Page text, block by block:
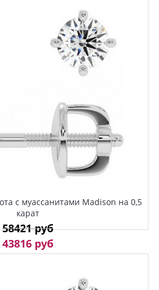
с муассанитами Madison на 0,5
карат
58421 руб
43816 руб